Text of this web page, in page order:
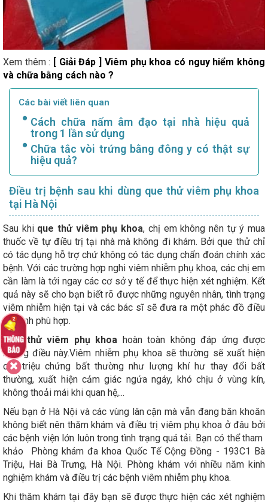
Xem thêm : [ Giải Đáp ] Viêm phụ khoa có nguy hiểm không
và chữa bằng cách nào ?
Các bài viết liên quan
Cách chữa nấm âm đạo tại nhà hiệu quả
trong 1 lần sử dụng
Chữa tắc vòi trứng bằng đông y có thật sự
hiệu quả?
Điều trị bệnh sau khi dùng que thử viêm phụ khoa
tại Hà Nội
Sau khi que thử viêm phụ khoa, chị em không nên tự ý mua
thuốc về tự điều trị tại nhà mà không đi khám. Bởi que thử chỉ
có tác dụng hỗ trợ chứ không có tác dụng chẩn đoán chính xác
bệnh. Với các trường hợp nghi viêm nhiễm phụ khoa, các chị em
cần làm là tới ngay các cơ sở y tế để thực hiện xét nghiệm. Kết
quả này sẽ cho bạn biết rõ được những nguyên nhân, tình trạng
viêm nhiễm hiện tại và các bác sĩ sẽ đưa ra một phác đồ điều
trị bệnh phù hợp.
Que thử viêm phụ khoa hoàn toàn không đáp ứng được
những điều này.Viêm nhiễm phụ khoa sẽ thường sẽ xuất hiện
các triệu chứng bất thường như lượng khí hư thay đổi bất
thường, xuất hiện cảm giác ngứa ngáy, khó chịu ở vùng kín,
không thoải mái khi quan hệ,...
Nếu bạn ở Hà Nội và các vùng lân cận mà vẫn đang băn khoăn
không biết nên thăm khám và điều trị viêm phụ khoa ở đâu bởi
các bệnh viện lớn luôn trong tình trạng quá tải. Bạn có thể tham
khảo Phòng khám đa khoa Quốc Tế Cộng Đồng - 193C1 Bà
Triệu, Hai Bà Trưng, Hà Nội. Phòng khám với nhiều năm kinh
nghiệm khám và điều trị các bệnh viêm nhiễm phụ khoa.
Khi thăm khám tại đây bạn sẽ được thực hiện các xét nghiệm